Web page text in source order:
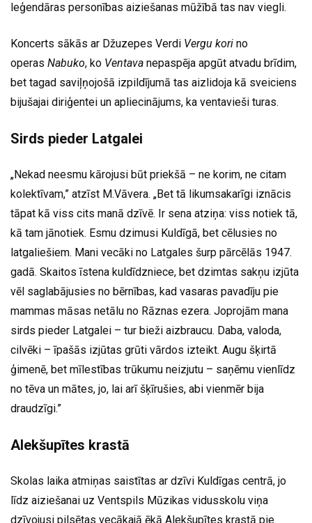
leģendāras personības aiziešanas mūžībā tas nav viegli.
Koncerts sākās ar Džuzepes Verdi Vergu kori no
operas Nabuko, ko Ventava nepaspēja apgūt atvadu brīdim,
bet tagad saviļņojošā izpildījumā tas aizlidoja kā sveiciens
bijušajai diriģentei un apliecinājums, ka ventavieši turas.
Sirds pieder Latgalei
„Nekad neesmu kārojusi būt priekšā – ne korim, ne citam
kolektīvam,” atzīst M.Vāvera. „Bet tā likumsakarīgi iznācis
tāpat kā viss cits manā dzīvē. Ir sena atziņa: viss notiek tā,
kā tam jānotiek. Esmu dzimusi Kuldīgā, bet cēlusies no
latgaliešiem. Mani vecāki no Latgales šurp pārcēlās 1947.
gadā. Skaitos īstena kuldīdzniece, bet dzimtas sakņu izjūta
vēl saglabājusies no bērnības, kad vasaras pavadīju pie
mammas māsas netālu no Rāznas ezera. Joprojām mana
sirds pieder Latgalei – tur bieži aizbraucu. Daba, valoda,
cilvēki – īpašās izjūtas grūti vārdos izteikt. Augu šķirtā
ģimenē, bet mīlestības trūkumu neizjutu – saņēmu vienlīdz
no tēva un mātes, jo, lai arī šķīrušies, abi vienmēr bija
draudzīgi.”
Alekšupītes krastā
Skolas laika atmiņas saistītas ar dzīvi Kuldīgas centrā, jo
līdz aiziešanai uz Ventspils Mūzikas vidusskolu viņa
dzīvojusi pilsētas vecākajā ēkā Alekšupītes krastā pie